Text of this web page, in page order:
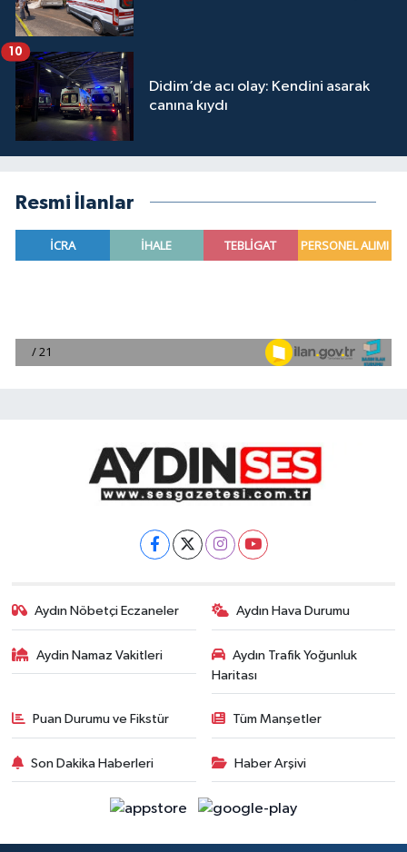
Didim’de acı olay: Kendini asarak
canına kıydı
10
Resmi İlanlar
Aydın Nöbetçi Eczaneler Aydın Hava Durumu
Aydin Namaz Vakitleri
Aydın Trafik Yoğunluk
Haritası
Puan Durumu ve Fikstür Tüm Manşetler
Son Dakika Haberleri Haber Arşivi